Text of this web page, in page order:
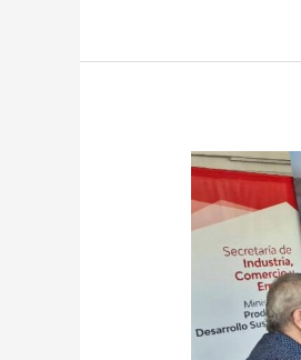
GESTIONAMOS
TRABAJOS
CONJUNTOS
CON
GOBIERNO
DE